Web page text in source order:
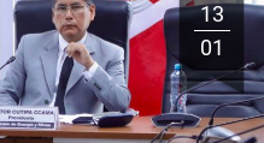
13
01